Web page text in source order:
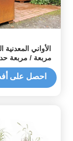
الأواني المعدنية
مربعة / مربعة
المزارعون
احصل على